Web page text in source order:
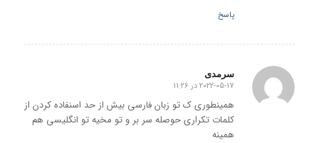
پاسخ
سرمدی
گفته:
2022-05-17 در 11:26
همینطوری ک تو زبان فارسی بیش از حد اسنفاده کردن از
کلمات تکراری حوصله سر بر و تو مخیه تو انگلیسی هم
همینه